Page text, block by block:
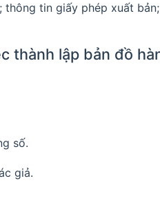
thông tin giấy phép xuất
thành lập bản đồ
số.
giả.